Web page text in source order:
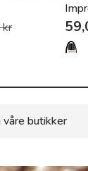
våre butikker